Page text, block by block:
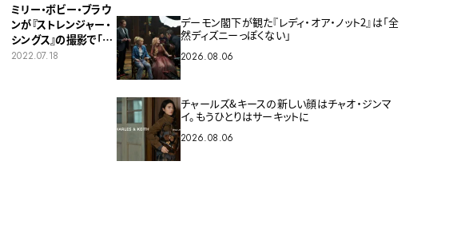
ミリー・ボビー・ブラウ
ンが『ストレンジャー・
シングス』の撮影で「泣
き出した理由」に共感
2022.07.18
デーモン閣下が観た『レディ・オア・ノット2』は「全
然ディズニーっぽくない」
2026.08.06
チャールズ&キースの新しい顔はチャオ・ジンマ
イ。もうひとりはサーキットに
2026.08.06